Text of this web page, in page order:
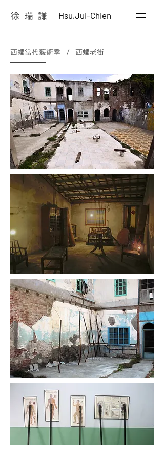
徐 瑞 謙 Hsu,Jui-Chien
西螺當代藝術季 / 西螺老街